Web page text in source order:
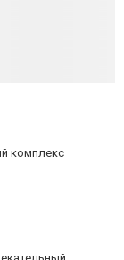
комплекс